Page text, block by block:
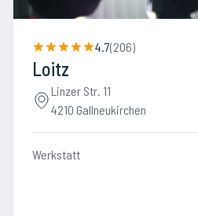
4.7(206)
Loitz
Linzer Str. 11
4210 Gallneukirchen
Werkstatt